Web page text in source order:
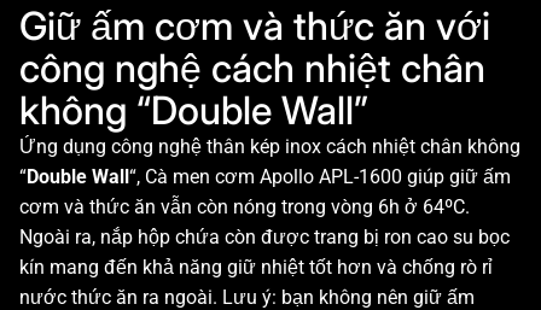
Giữ ấm cơm và thức ăn với
công nghệ cách nhiệt chân
không “Double Wall”
Ứng dụng công nghệ thân kép inox cách nhiệt chân không
“Double Wall“, Cà men cơm Apollo APL-1600 giúp giữ ấm
cơm và thức ăn vẫn còn nóng trong vòng 6h ở 64ºC.
Ngoài ra, nắp hộp chứa còn được trang bị ron cao su bọc
kín mang đến khả năng giữ nhiệt tốt hơn và chống rò rỉ
nước thức ăn ra ngoài. Lưu ý: bạn không nên giữ ấm